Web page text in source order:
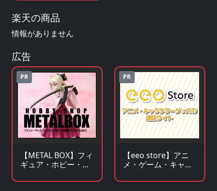
楽天の商品
情報がありません
広告
PR
【METAL BOX】フィ
ギュア・ホビー・フ
販サイト
PR
【eeo store】アニ
メ・ゲーム・キャラ
サイト